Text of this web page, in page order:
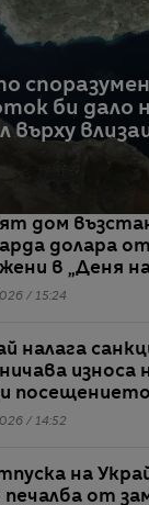
би дало
върху
дом
долара
в „Деня
/ 15:24
налага
износа
/ 14:52
на
печалба от